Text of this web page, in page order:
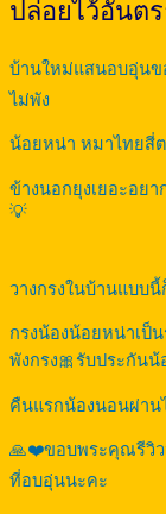
ปล่อยไว้อันต
บ้านใหม่แสนอบอุ่นข
ไม่พัง
น้อยหน่า หมาไทยสี่
ข้างนอกยุงเยอะอย
💡
วางกรงในบ้านแบบ
กรงน้องน้อยหน่าเป็
พังกรง🎀รับประกันน้
คืนแรกน้องนอนผ่าน
🙏❤️ขอบพระคุณรีวิว
ที่อบอุ่นนะคะ